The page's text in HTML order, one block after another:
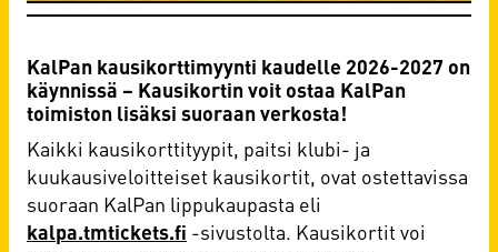
KalPan kausikorttimyynti kaudelle 2026-2027 on
käynnissä – Kausikortin voit ostaa KalPan
toimiston lisäksi suoraan verkosta!
Kaikki kausikorttityypit, paitsi klubi- ja
kuukausiveloitteiset kausikortit, ovat ostettavissa
suoraan KalPan lippukaupasta eli
kalpa.tmtickets.fi -sivustolta. Kausikortit voi